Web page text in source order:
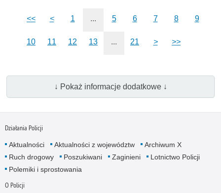
<< < 1 ... 5 6 7 8 9
10 11 12 13 ... 21 > >>
↓ Pokaż informacje dodatkowe ↓
Działania Policji
Aktualności Aktualności z województw
Archiwum X
Ruch drogowy
Poszukiwani Zaginieni
Lotnictwo Policji
Polemiki i sprostowania
O Policji